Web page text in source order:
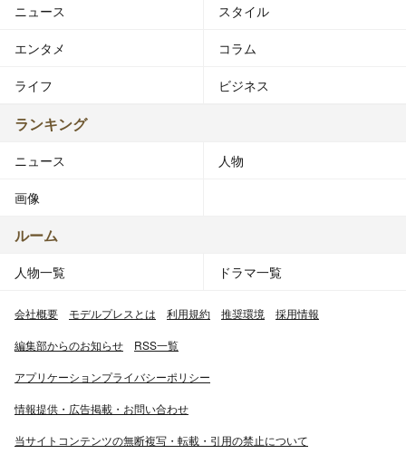
ニュース スタイル
エンタメ コラム
ライフ ビジネス
ランキング
ニュース 人物
画像
ルーム
人物一覧 ドラマ一覧
会社概要 モデルプレスとは 利用規約 推奨環境 採用情報
編集部からのお知らせ RSS一覧
アプリケーションプライバシーポリシー
情報提供・広告掲載・お問い合わせ
当サイトコンテンツの無断複写・転載・引用の禁止について